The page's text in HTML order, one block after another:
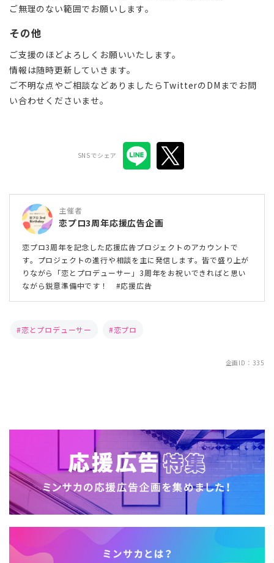
ご無理のない範囲でお願いします。
その他
ご支援のほどよろしくお願いいたします。
情報は随時更新していきます。
ご不明な点やご相談などありましたらTwitterのDMまでお問
い合わせくださいませ。
SNSでシェア
主催者
恋プロ3周年応援広告企画
恋プロ3周年を記念した応援広告プロジェクトのアカウントで
す。プロジェクトの進行や相談を主に発信します。皆で盛り上が
りながら「恋とプロデューサー」3周年をお祝いできればと思い
ながら鋭意準備中です！ #応援広告
恋とプロデューサー 恋プロ
企画ID：335